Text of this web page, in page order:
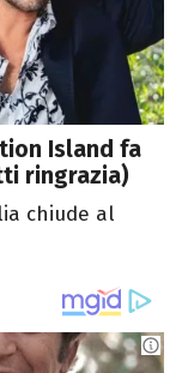
Island fa
ringrazia)
chiude al